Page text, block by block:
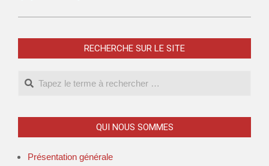
RECHERCHE SUR LE SITE
QUI NOUS SOMMES
Présentation générale